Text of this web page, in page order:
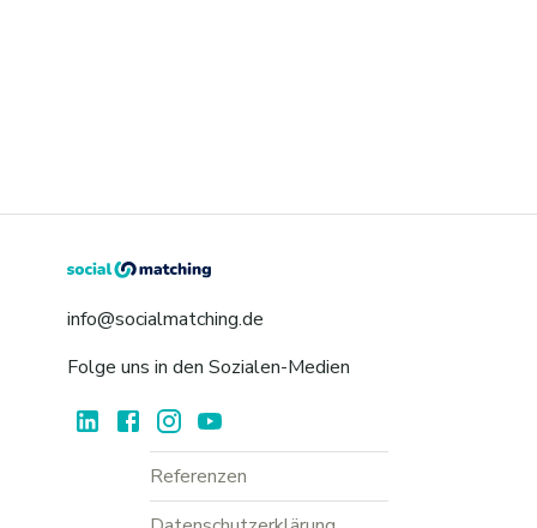
info@socialmatching.de
Folge uns in den Sozialen-Medien
Referenzen